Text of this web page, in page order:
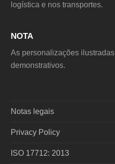
logística e nos transportes.
NOTA
As personalizações
demonstrativos.
Notas legais
Privacy Policy
ISO 17712: 2013